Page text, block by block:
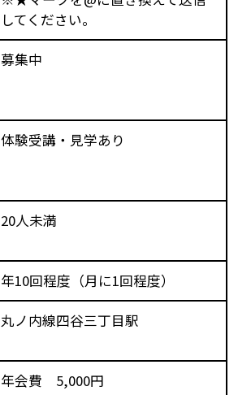
してください。
募集中
体験受講・見学あり
20人未満
年10回程度（月に1回程度）
丸ノ内線四谷三丁目駅
年会費 5,000円